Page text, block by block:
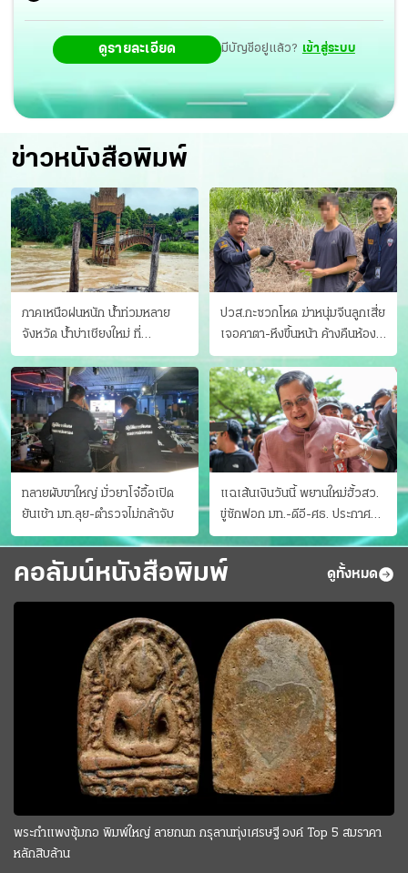
ดูรายละเอียด มีบัญชีอยู่แล้ว? เข้าสู่ระบบ
ข่าวหนังสือพิมพ์
ภาคเหนือฝนหนัก น้ำท่วมหลาย
จังหวัด นํ้าบ่าเชียงใหม่ ที่
แม่ฮ่องสอน ซัดสะพานขาด
ปวส.กะซวกโหด ฆ่าหนุ่มจีนลูกเสี่ย
เจอคาตา-หึงขึ้นหน้า ค้างคืนห้อง
แฟนสาว
ทลายผับขาใหญ่ มั่วยาโจ๋อื้อเปิด
ยันเช้า มท.ลุย-ตำรวจไม่กล้าจับ
แฉเส้นเงินวันนี้ พยานใหม่ฮั้วสว.
ขู่ซักฟอก มท.-ดีอี-ศธ. ประกาศ
บัญชีท้องถิ่น
คอลัมน์หนังสือพิมพ์ ดูทั้งหมด
พระกำแพงซุ้มกอ พิมพ์ใหญ่ ลายกนก กรุลานทุ่งเศรษฐี องค์ Top 5 สมราคา
หลักสิบล้าน